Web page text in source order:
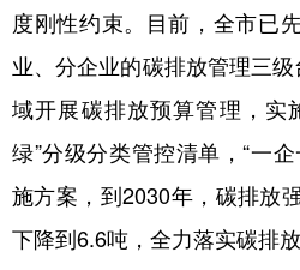
度刚性约束。目前，全市已
业、分企业的碳排放管理三级
域开展碳排放预算管理，实
绿”分级分类管控清单，“一
施方案，到2030年，碳排放
下降到6.6吨，全力落实碳排放